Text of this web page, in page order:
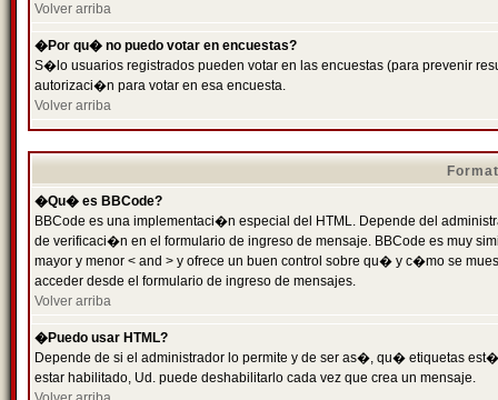
Volver arriba
�Por qu� no puedo votar en encuestas?
S�lo usuarios registrados pueden votar en las encuestas (para prevenir
autorizaci�n para votar en esa encuesta.
Volver arriba
�Qu� es BBCode?
BBCode es una implementaci�n especial del HTML. Depende del
de verificaci�n en el formulario de ingreso de mensaje. BBCode es muy
mayor y menor < and > y ofrece un buen control sobre qu� y c�mo se
acceder desde el formulario de ingreso de mensajes.
Volver arriba
�Puedo usar HTML?
Depende de si el administrador lo permite y de ser as�, qu� etiquetas
estar habilitado, Ud. puede deshabilitarlo cada vez que crea un mensaje.